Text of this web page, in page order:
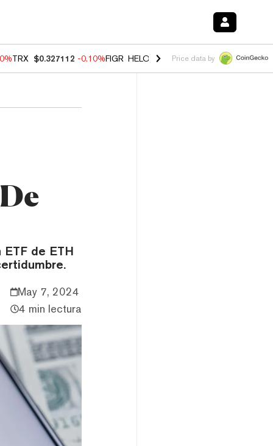
TRX $0.327112 -0.10%FIGR_HELOC $1.035 0.20% HYPE $55.76
Price data by
de ETH
May 7, 2024
4 min lectura